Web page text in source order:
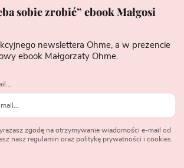
sobie zrobić” ebook Małgosi
newslettera Ohme, a w prezencie
ebook Małgorzaty Ohme.
zgodę na otrzymywanie wiadomości e-mail od
nasz regulamin oraz politykę prywatności i cookies.